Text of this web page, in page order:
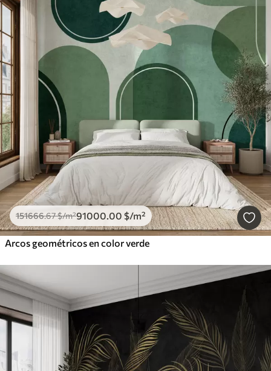
151666.67$/m²91000 .00 $/m²
Arcos geométricos en color verde